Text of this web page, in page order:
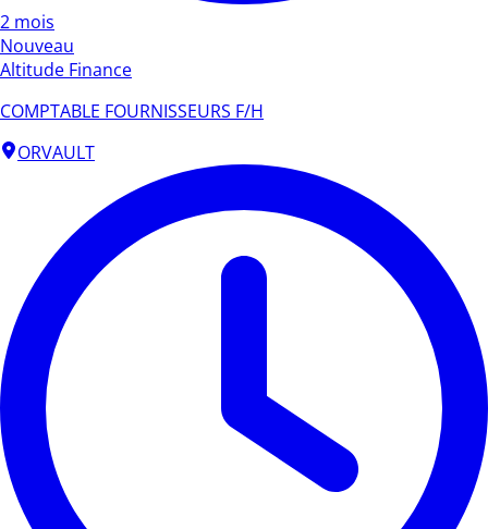
2 mois
Nouveau
Altitude Finance
COMPTABLE FOURNISSEURS F/H
ORVAULT